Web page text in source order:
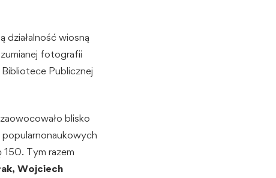
działalność wiosną
fotografii
Publicznej
blisko
Tym razem
Wojciech